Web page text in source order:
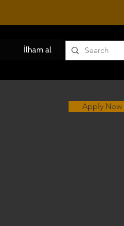
İlham al
Apply Now